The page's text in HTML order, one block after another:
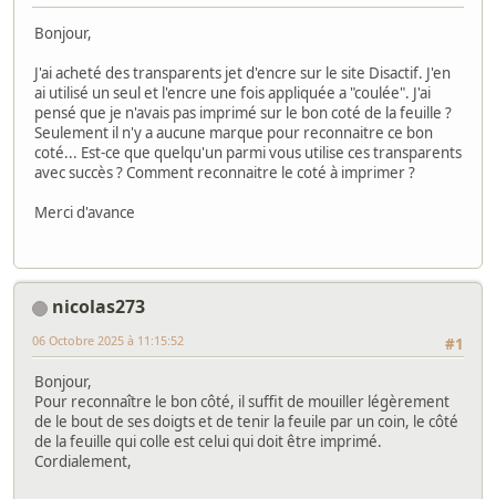
Bonjour,
J'ai acheté des transparents jet d'encre sur le site Disactif. J'en
ai utilisé un seul et l'encre une fois appliquée a "coulée". J'ai
pensé que je n'avais pas imprimé sur le bon coté de la feuille ?
Seulement il n'y a aucune marque pour reconnaitre ce bon
coté... Est-ce que quelqu'un parmi vous utilise ces transparents
avec succès ? Comment reconnaitre le coté à imprimer ?
Merci d'avance
nicolas273
#1
06 Octobre 2025 à 11:15:52
Bonjour,
Pour reconnaître le bon côté, il suffit de mouiller légèrement
de le bout de ses doigts et de tenir la feuile par un coin, le côté
de la feuille qui colle est celui qui doit être imprimé.
Cordialement,